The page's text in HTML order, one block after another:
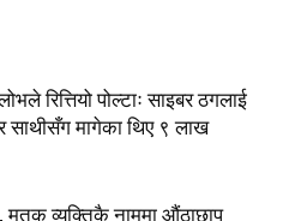
रित्तियो पोल्टाः साइबर ठगलाई
साथीसँग मागेका थिए ९ लाख
मृतक व्यक्तिकै नाममा औंठाछाप